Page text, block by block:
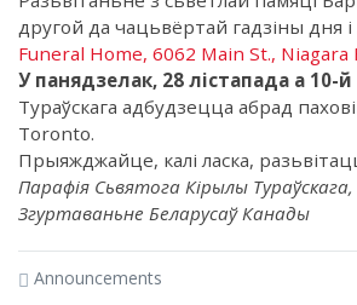
другой да чацьвёртай гадзіны дня
Funeral Home, 6062 Main St., Niagara
У панядзелак, 28 лістапада а 10-й
Тураўскага адбудзецца абрад
Toronto.
Прыяжджайце, калі ласка,
Парафія Сьвятога Кірылы Тураўскага,
Згуртаваньне Беларусаў Канады
Announcements